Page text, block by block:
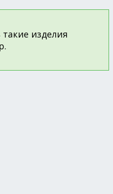
изделия